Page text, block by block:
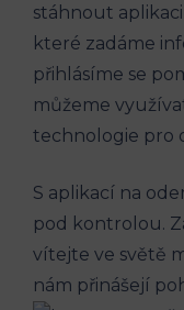
stáhnout
které zadáme
přihlásíme se
můžeme
technologie pro
S aplikací na
pod kontrolou.
vítejte ve světě
nám přinášejí